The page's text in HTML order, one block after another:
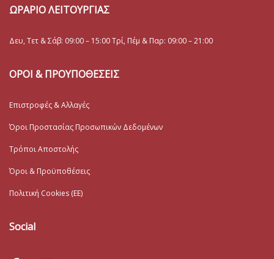
ΩΡΑΡΙΟ ΛΕΙΤΟΥΡΓΙΑΣ
Δευ, Τετ & Σάβ: 09:00 – 15:00 Τρί, Πέμ & Παρ: 09:00 – 21:00
ΟΡΟΙ & ΠΡΟΥΠΟΘΕΣΕΙΣ
Επιστροφές & Αλλαγές
Όροι Προστασίας Προσωπικών Δεδομένων
Τρόποι Αποστολής
Όροι & Προϋποθέσεις
Πολιτική Cookies (ΕΕ)
Social